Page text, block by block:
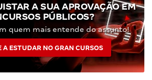
A SUA APROVAÇÃO EM
PÚBLICOS?
quem mais entende do assunto!
A ESTUDAR NO GRAN CURSOS